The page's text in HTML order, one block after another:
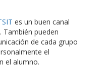
es un buen canal
También pueden
de cada grupo
el
el alumno.